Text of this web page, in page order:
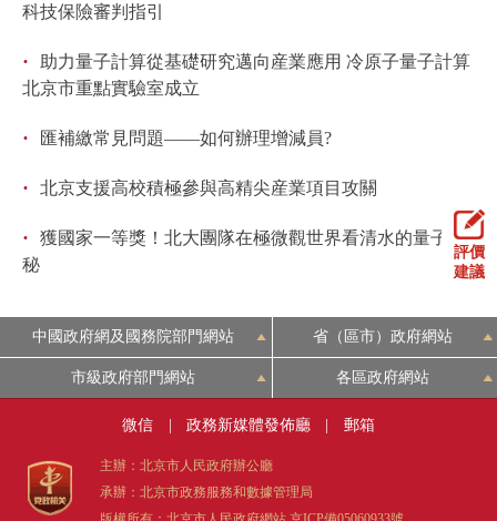
科技保險審判指引
·
助力量子計算從基礎研究邁向産業應用 冷原子量子計算
北京市重點實驗室成立
· 匯補繳常見問題——如何辦理增減員?
· 北京支援高校積極參與高精尖産業項目攻關
·
獲國家一等獎！北大團隊在極微觀世界看清水的量子奧
秘
評價
建議
中國政府網及國務院部門網站 省（區市）政府網站
市級政府部門網站 各區政府網站
微信 政務新媒體發佈廳 郵箱
主辦：北京市人民政府辦公廳
承辦：北京市政務服務和數據管理局